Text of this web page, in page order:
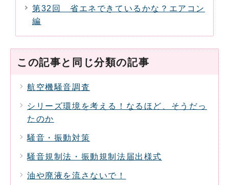
第32回 省エネできているかな？エアコン
編
この記事と同じ分類の記事
航空機騒音調査
シリーズ環境を考える！なるほど、そうだっ
たのか
騒音・振動対策
騒音規制法・振動規制法届出様式
油や廃液を流さないで！